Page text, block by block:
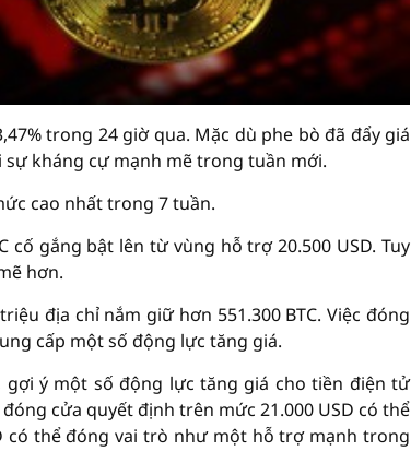
trong 24 giờ qua. Mặc dù phe bò đã đẩy giá
sự kháng cự mạnh mẽ trong tuần mới.
cao nhất trong 7 tuần.
gắng bật lên từ vùng hỗ trợ 20.500 USD. Tuy
hơn.
địa chỉ nắm giữ hơn 551.300 BTC. Việc đóng
cấp một số động lực tăng giá.
gợi ý một số động lực tăng giá cho tiền điện tử
cửa quyết định trên mức 21.000 USD có thể
có thể đóng vai trò như một hỗ trợ mạnh trong